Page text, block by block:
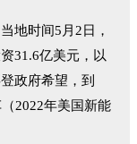
地时间5月2日，
31.6亿美元，以
政府希望，到
2022年美国新能